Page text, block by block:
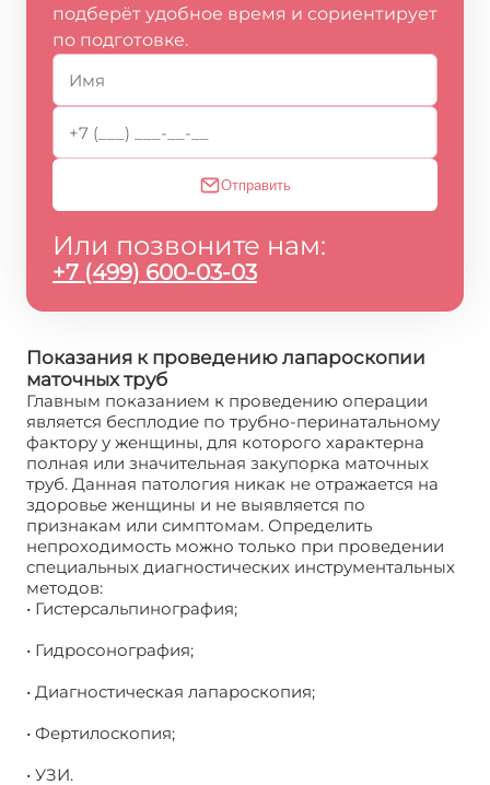
подберёт удобное время и сориентирует
по подготовке.
Отправить
Или позвоните нам:
+7 (499) 600-03-03
Показания к проведению лапароскопии
маточных труб
Главным показанием к проведению операции
является бесплодие по трубно-перинатальному
фактору у женщины, для которого характерна
полная или значительная закупорка маточных
труб. Данная патология никак не отражается на
здоровье женщины и не выявляется по
признакам или симптомам. Определить
непроходимость можно только при проведении
специальных диагностических инструментальных
методов:
• Гистерсальпинография;
• Гидросонография;
• Диагностическая лапароскопия;
• Фертилоскопия;
• УЗИ.